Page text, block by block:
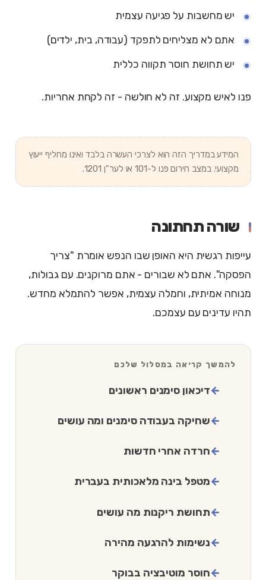
יש מחשבות על פגיעה עצמית
אתם לא מצליחים לתפקד (עבודה, בית, ילדים)
יש תחושת חוסר תקווה כללית
פנו לאיש מקצוע. זה לא חולשה - זה לקחת אחריות.
המידע במדריך הזה הוא לצרכי העשרה בלבד ואינו מחליף ייעוץ
מקצועי. במצב חירום פנו ל-101 או לער"ן 1201.
שורה תחתונה
עייפות רגשית היא האופן שבו הנפש אומרת "צריך
הפסקה". אתם לא שבורים - אתם מרוקנים. עם גבולות,
מנוחה אמיתית, וחמלה עצמית, אפשר להתמלא מחדש.
תהיו עדינים עם עצמכם.
להמשך קריאה במסלול שלכם
דיכאון סימנים ראשונים
שחיקה בעבודה סימנים ומה עושים
חרדה אחרי חדשות
מטפל בינה מלאכותית בעברית
תחושת ריקנות מה עושים
נשימות להרגעה מהירה
חוסר מוטיבציה בבוקר